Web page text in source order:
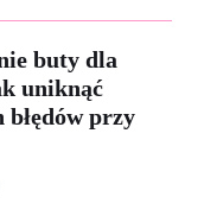
buty dla
uniknąć
błędów przy